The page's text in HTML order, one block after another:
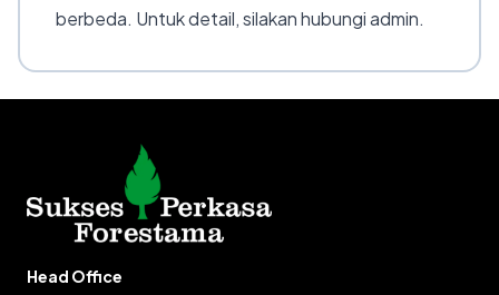
berbeda. Untuk detail, silakan hubungi admin.
Head Office